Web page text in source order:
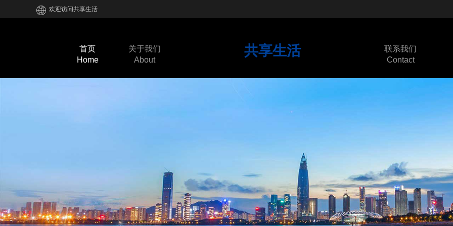
欢迎访问共享生活
首页
Home
关于我们
About
共享生活
联系我们
Contact